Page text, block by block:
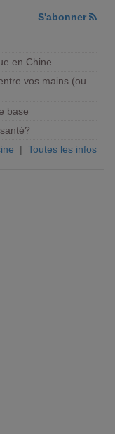
S'abonner
en Chine
vos mains (ou
base
| Toutes les infos